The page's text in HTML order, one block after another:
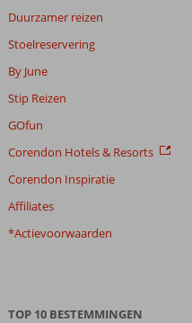
Duurzamer reizen
Stoelreservering
By June
Stip Reizen
GOfun
Corendon Hotels & Resorts
Corendon Inspiratie
Affiliates
*Actievoorwaarden
TOP 10 BESTEMMINGEN